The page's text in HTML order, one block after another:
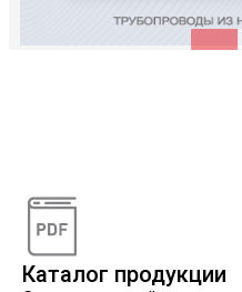
Каталог продукции